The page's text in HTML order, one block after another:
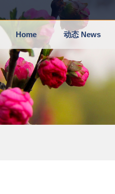
Home 动态 News